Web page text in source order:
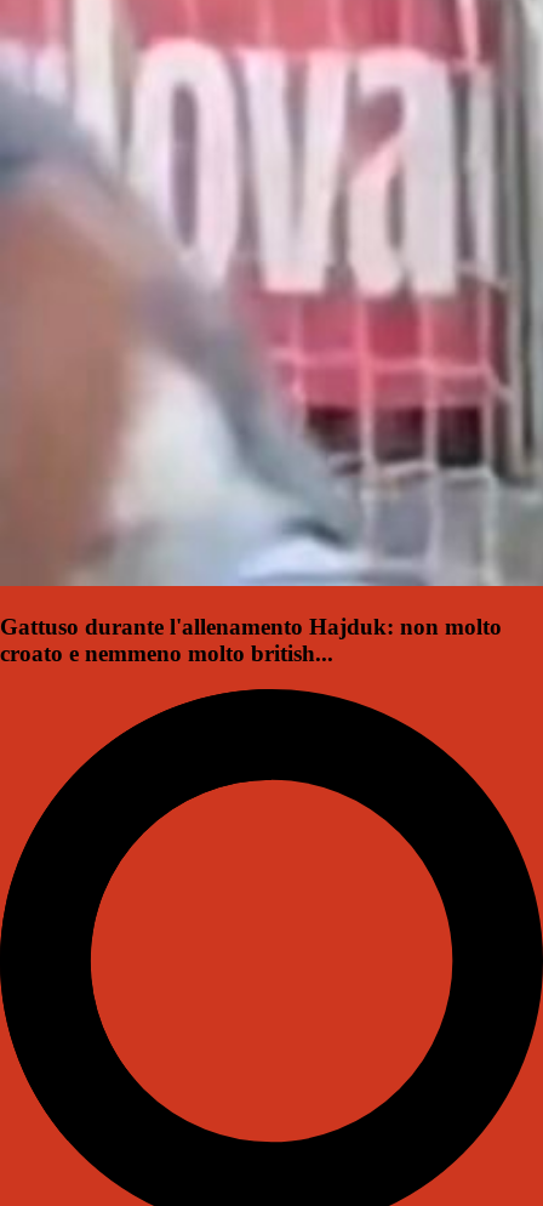
Gattuso durante l'allenamento Hajduk: non molto
croato e nemmeno molto british...